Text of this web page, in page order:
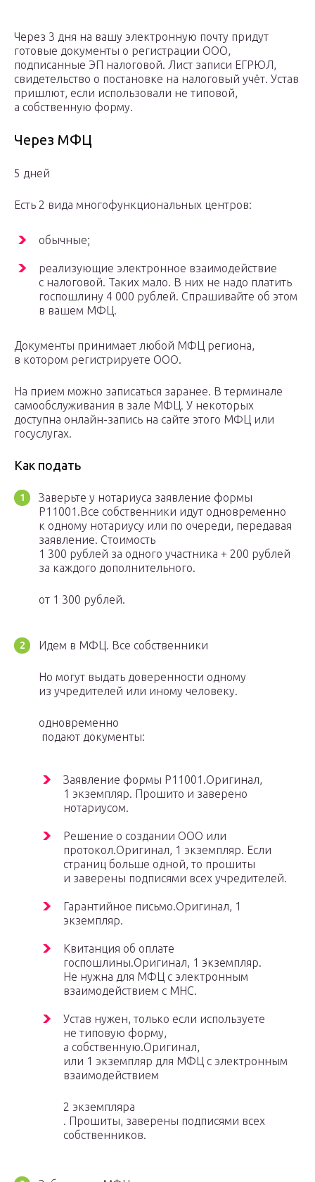
Через 3 дня на вашу электронную почту придут
готовые документы о регистрации ООО,
подписанные ЭП налоговой. Лист записи ЕГРЮЛ,
свидетельство о постановке на налоговый учёт. Устав
пришлют, если использовали не типовой,
а собственную форму.
Через МФЦ
5 дней
Есть 2 вида многофункциональных центров:
обычные;
реализующие электронное взаимодействие
с налоговой. Таких мало. В них не надо платить
госпошлину 4 000 рублей. Спрашивайте об этом
в вашем МФЦ.
Документы принимает любой МФЦ региона,
в котором регистрируете ООО.
На прием можно записаться заранее. В терминале
самообслуживания в зале МФЦ. У некоторых
доступна онлайн-запись на сайте этого МФЦ или
госуслугах.
Как подать
Заверьте у нотариуса заявление формы
Р11001.Все собственники идут одновременно
к одному нотариусу или по очереди, передавая
заявление. Стоимость
1 300 рублей за одного участника + 200 рублей
за каждого дополнительного.
от 1 300 рублей.
Идем в МФЦ. Все собственники
Но могут выдать доверенности одному
из учредителей или иному человеку.
одновременно
подают документы:
Заявление формы Р11001.Оригинал,
1 экземпляр. Прошито и заверено
нотариусом.
Решение о создании ООО или
протокол.Оригинал, 1 экземпляр. Если
страниц больше одной, то прошиты
и заверены подписями всех учредителей.
Гарантийное письмо.Оригинал, 1
экземпляр.
Квитанция об оплате
госпошлины.Оригинал, 1 экземпляр.
Не нужна для МФЦ с электронным
взаимодействием с МНС.
Устав нужен, только если используете
не типовую форму,
а собственную.Оригинал,
или 1 экземпляр для МФЦ с электронным
взаимодействием
2 экземпляра
. Прошиты, заверены подписями всех
собственников.